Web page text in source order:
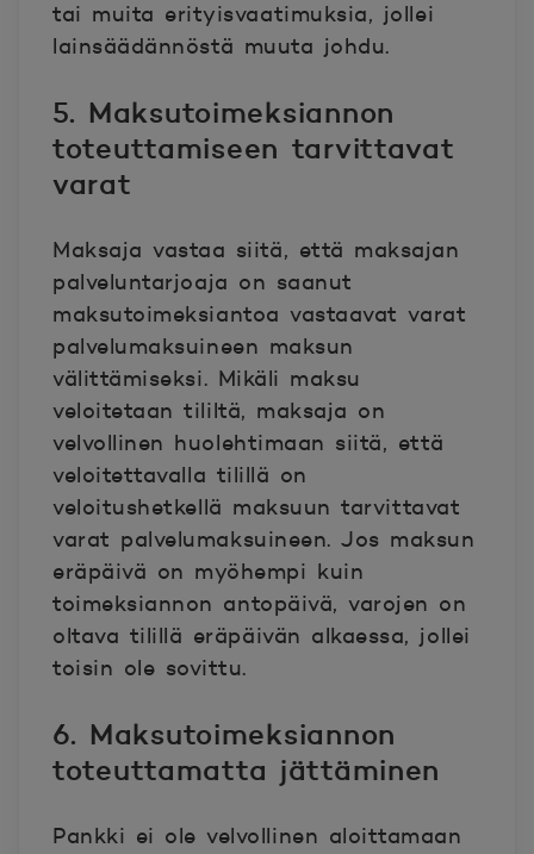
tai muita erityisvaatimuksia, jollei
lainsäädännöstä muuta johdu.
5. Maksutoimeksiannon
toteuttamiseen tarvittavat
varat
Maksaja vastaa siitä, että maksajan
palveluntarjoaja on saanut
maksutoimeksiantoa vastaavat varat
palvelumaksuineen maksun
välittämiseksi. Mikäli maksu
veloitetaan tililtä, maksaja on
velvollinen huolehtimaan siitä, että
veloitettavalla tilillä on
veloitushetkellä maksuun tarvittavat
varat palvelumaksuineen. Jos maksun
eräpäivä on myöhempi kuin
toimeksiannon antopäivä, varojen on
oltava tilillä eräpäivän alkaessa, jollei
toisin ole sovittu.
6. Maksutoimeksiannon
toteuttamatta jättäminen
Pankki ei ole velvollinen aloittamaan